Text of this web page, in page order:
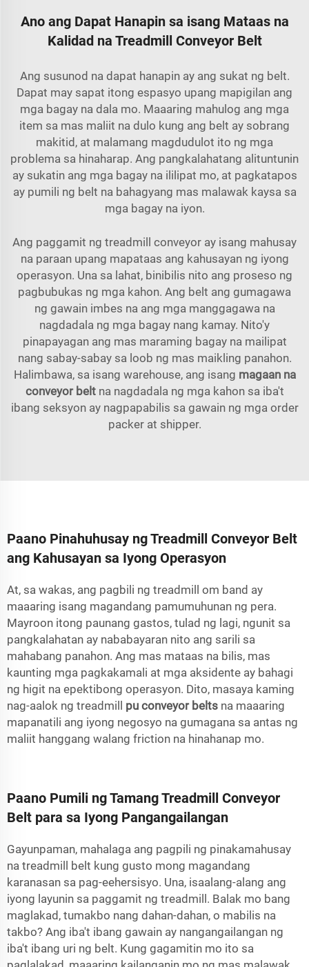
Ano ang Dapat Hanapin sa isang Mataas na
Kalidad na Treadmill Conveyor Belt
Ang susunod na dapat hanapin ay ang sukat ng belt.
Dapat may sapat itong espasyo upang mapigilan ang
mga bagay na dala mo. Maaaring mahulog ang mga
item sa mas maliit na dulo kung ang belt ay sobrang
makitid, at malamang magdudulot ito ng mga
problema sa hinaharap. Ang pangkalahatang alituntunin
ay sukatin ang mga bagay na ililipat mo, at pagkatapos
ay pumili ng belt na bahagyang mas malawak kaysa sa
mga bagay na iyon.
Ang paggamit ng treadmill conveyor ay isang mahusay
na paraan upang mapataas ang kahusayan ng iyong
operasyon. Una sa lahat, binibilis nito ang proseso ng
pagbubukas ng mga kahon. Ang belt ang gumagawa
ng gawain imbes na ang mga manggagawa na
nagdadala ng mga bagay nang kamay. Nito'y
pinapayagan ang mas maraming bagay na mailipat
nang sabay-sabay sa loob ng mas maikling panahon.
Halimbawa, sa isang warehouse, ang isang magaan na
conveyor belt na nagdadala ng mga kahon sa iba't
ibang seksyon ay nagpapabilis sa gawain ng mga order
packer at shipper.
Paano Pinahuhusay ng Treadmill Conveyor Belt
ang Kahusayan sa Iyong Operasyon
At, sa wakas, ang pagbili ng treadmill om band ay
maaaring isang magandang pamumuhunan ng pera.
Mayroon itong paunang gastos, tulad ng lagi, ngunit sa
pangkalahatan ay nababayaran nito ang sarili sa
mahabang panahon. Ang mas mataas na bilis, mas
kaunting mga pagkakamali at mga aksidente ay bahagi
ng higit na epektibong operasyon. Dito, masaya kaming
nag-aalok ng treadmill pu conveyor belts na maaaring
mapanatili ang iyong negosyo na gumagana sa antas ng
maliit hanggang walang friction na hinahanap mo.
Paano Pumili ng Tamang Treadmill Conveyor
Belt para sa Iyong Pangangailangan
Gayunpaman, mahalaga ang pagpili ng pinakamahusay
na treadmill belt kung gusto mong magandang
karanasan sa pag-eehersisyo. Una, isaalang-alang ang
iyong layunin sa paggamit ng treadmill. Balak mo bang
maglakad, tumakbo nang dahan-dahan, o mabilis na
takbo? Ang iba't ibang gawain ay nangangailangan ng
iba't ibang uri ng belt. Kung gagamitin mo ito sa